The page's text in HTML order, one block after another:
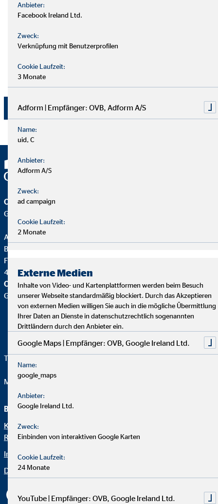
Dies gilt insbesondere für die Verwendung der E-Mail-
Zweck. Die Einwilligung kann jederzeit mit Wirkung für
die Zukunft per E-Mail andsb@ovb.de
Vermögensberatung AG, Wolfgang Koch, Heumarkt 1,
50667 Köln widerrufen werden.
Jetzt absenden
OVB Vermögensberatung AG
Geschäftsstelle | Wuppertal
Alexander Reichardt
Bezirksdirektor für die OVB
Friedrich-Ebert-Str. 153
42117 Wuppertal
OVB Vermögensberatung AG
Geschäftsstelle |
Telefon:
Mail: office.reichardt@ovb.de
Beraterseite
Karriere bei Alexander
Reichhardt
Impressum
Datenschutz
Erklärung zur Barrierefreiheit
Anbieter:
Facebook Ireland Ltd.
Zweck:
Verknüpfung mit Benutzerprofilen
Cookie Laufzeit:
3 Monate
Adform | Empfänger: OVB, Adform A/S
Name:
uid, C
Anbieter:
Adform A/S
Zweck:
ad campaign
Cookie Laufzeit:
2 Monate
Externe Medien
Inhalte von Video- und Kartenplattformen werden beim Besuch
unserer Webseite standardmäßig blockiert. Durch das Akzeptieren
von externen Medien willigen Sie auch in die mögliche Übermittlung
Ihrer Daten an Dienste in datenschutzrechtlich sogenannten
Drittländern durch den Anbieter ein.
Google Maps | Empfänger: OVB, Google Ireland Ltd.
Name:
google_maps
Anbieter:
Google Ireland Ltd.
Zweck:
Einbinden von interaktiven Google Karten
Cookie Laufzeit:
24 Monate
YouTube | Empfänger: OVB, Google Ireland Ltd.